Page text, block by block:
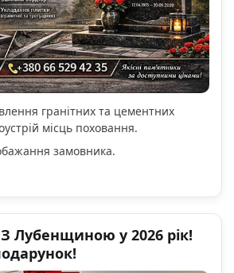
гранітних та цементних
місць поховання.
замовника.
Лубенщиною у 2026 рік!